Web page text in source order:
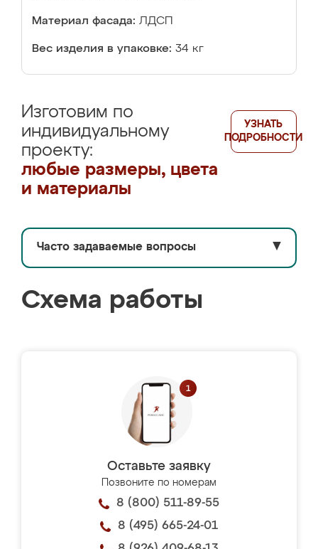
Материал фасада: ЛДСП
Вес изделия в упаковке: 34 кг
Изготовим по
индивидуальному
проекту:
любые размеры, цвета
и материалы
УЗНАТЬ
ПОДРОБНОСТИ
Часто задаваемые вопросы ▼
Схема работы
Оставьте заявку
Позвоните по номерам
8 (800) 511-89-55
8 (495) 665-24-01